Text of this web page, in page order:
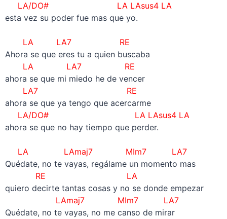
LA/DO# LA LAsus4 LA
esta vez su poder fue mas que yo.
LA LA7 RE
Ahora se que eres tu a quien buscaba
LA LA7 RE
ahora se que mi miedo he de vencer
LA7 RE
ahora se que ya tengo que acercarme
LA/DO# LA LAsus4 LA
ahora se que no hay tiempo que perder.
LA LAmaj7 MIm7 LA7
Quédate, no te vayas, regálame un momento mas
RE LA
quiero decirte tantas cosas y no se donde empezar
LAmaj7 MIm7 LA7
Quédate, no te vayas, no me canso de mirar